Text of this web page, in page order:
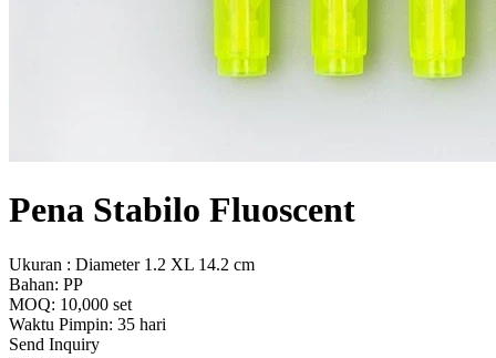
Pena Stabilo Fluoscent
Ukuran : Diameter 1.2 XL 14.2 cm
Bahan: PP
MOQ: 10,000 set
Waktu Pimpin: 35 hari
Send Inquiry